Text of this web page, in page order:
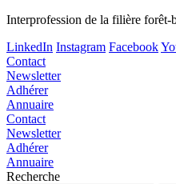
Interprofession de la filière forêt-
LinkedIn Instagram Facebook
Contact
Newsletter
Adhérer
Annuaire
Contact
Newsletter
Adhérer
Annuaire
Recherche